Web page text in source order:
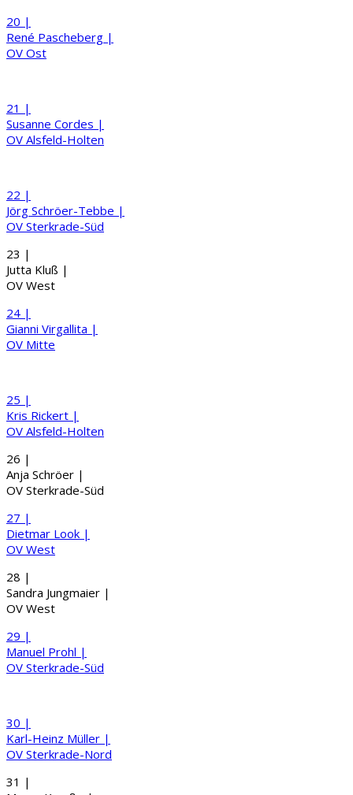
20 |
René Pascheberg |
OV Ost
21 |
Susanne Cordes |
OV Alsfeld-Holten
22 |
Jörg Schröer-Tebbe |
OV Sterkrade-Süd
23 |
Jutta Kluß |
OV West
24 |
Gianni Virgallita |
OV Mitte
25 |
Kris Rickert |
OV Alsfeld-Holten
26 |
Anja Schröer |
OV Sterkrade-Süd
27 |
Dietmar Look |
OV West
28 |
Sandra Jungmaier |
OV West
29 |
Manuel Prohl |
OV Sterkrade-Süd
30 |
Karl-Heinz Müller |
OV Sterkrade-Nord
31 |